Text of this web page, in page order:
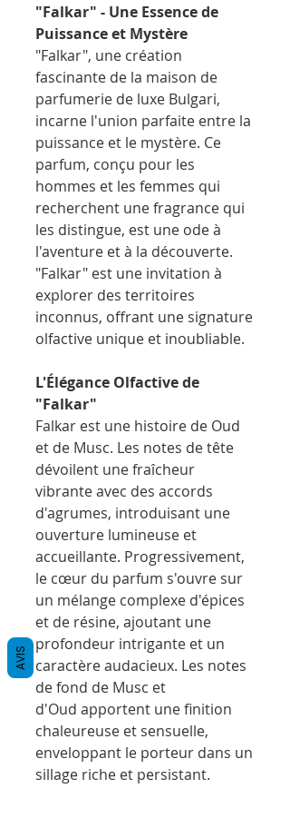
"Falkar" - Une Essence de
Puissance et Mystère
"Falkar", une création
fascinante de la maison de
parfumerie de luxe Bulgari,
incarne l'union parfaite entre la
puissance et le mystère. Ce
parfum, conçu pour les
hommes et les femmes qui
recherchent une fragrance qui
les distingue, est une ode à
l'aventure et à la découverte.
"Falkar" est une invitation à
explorer des territoires
inconnus, offrant une signature
olfactive unique et inoubliable.
L'Élégance Olfactive de
"Falkar"
Falkar est une histoire de Oud
et de Musc. Les notes de tête
dévoilent une fraîcheur
vibrante avec des accords
d'agrumes, introduisant une
ouverture lumineuse et
accueillante. Progressivement,
le cœur du parfum s'ouvre sur
un mélange complexe d'épices
et de résine, ajoutant une
profondeur intrigante et un
caractère audacieux. Les notes
de fond de Musc et
d'Oud apportent une finition
chaleureuse et sensuelle,
enveloppant le porteur dans un
sillage riche et persistant.
AVIS